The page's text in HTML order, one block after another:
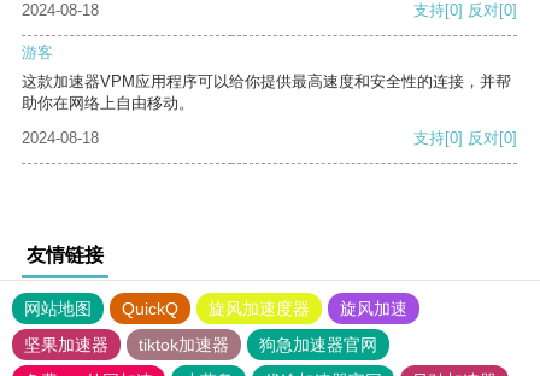
2024-08-18 支持[0] 反对[0]
游客
这款加速器VPM应用程序可以给你提供最高速度和安全性的连接，并帮
助你在网络上自由移动。
2024-08-18
支持[0] 反对[0]
友情链接
网站地图 QuickQ 旋风加速度器
旋风加速
坚果加速器
tiktok加速器
狗急加速器官网